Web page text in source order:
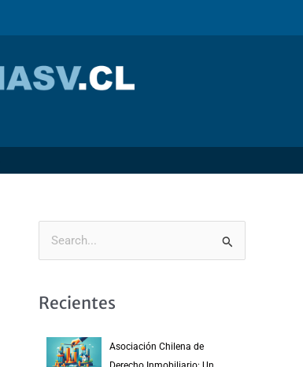
Recientes
Asociación Chilena de